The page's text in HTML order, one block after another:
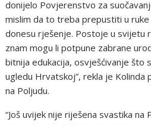
donijelo Povjerenstvo za
mislim da to treba prepustiti u ruke
donesu rješenje. Postoje u svijetu
znam mogu li potpune zabrane
bitnija edukacija, osvješćivanje što
ugledu Hrvatskoj”, rekla je Kolinda
na Poljudu.
“Još uvijek nije riješena svastika na